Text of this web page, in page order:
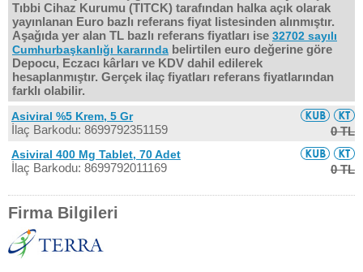
Tıbbi Cihaz Kurumu (TITCK) tarafından halka açık olarak
yayınlanan Euro bazlı referans fiyat listesinden alınmıştır.
Aşağıda yer alan TL bazlı referans fiyatları ise 32702 sayılı
Cumhurbaşkanlığı kararında belirtilen euro değerine göre
Depocu, Eczacı kârları ve KDV dahil edilerek
hesaplanmıştır. Gerçek ilaç fiyatları referans fiyatlarından
farklı olabilir.
Asiviral %5 Krem, 5 Gr
İlaç Barkodu: 8699792351159 0 TL
Asiviral 400 Mg Tablet, 70 Adet
İlaç Barkodu: 8699792011169 0 TL
Firma Bilgileri